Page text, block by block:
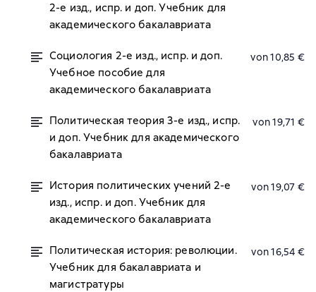
2-е изд., испр. и доп. Учебник для
академического бакалавриата
Социология 2-е изд., испр. и доп.
Учебное пособие для
академического бакалавриата
von 10,85 €
Политическая теория 3-е изд., испр.
и доп. Учебник для академического
бакалавриата
von 19,71 €
История политических учений 2-е
изд., испр. и доп. Учебник для
академического бакалавриата
von 19,07 €
Политическая история: революции.
Учебник для бакалавриата и
магистратуры
von 16,54 €